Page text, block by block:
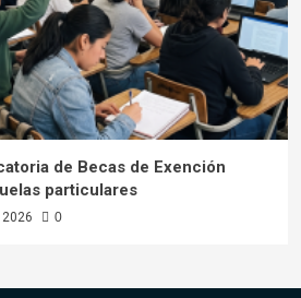
de Becas de Exención
particulares
0